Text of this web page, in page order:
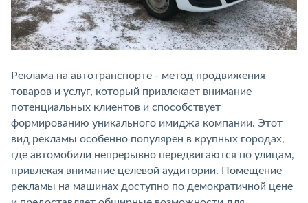
Реклама на автотранспорте - метод продвижения
товаров и услуг, который привлекает внимание
потенциальных клиентов и способствует
формированию уникального имиджа компании. Этот
вид рекламы особенно популярен в крупных городах,
где автомобили непрерывно передвигаются по улицам,
привлекая внимание целевой аудитории. Помещение
рекламы на машинах доступно по демократичной цене